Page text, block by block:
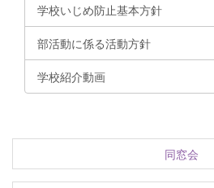
学校いじめ防止基本方針
部活動に係る活動方針
学校紹介動画
同窓会